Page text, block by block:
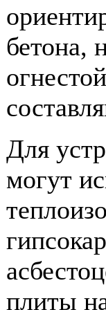
бетона,
Для
могут
плиты